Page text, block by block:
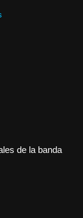
de la banda